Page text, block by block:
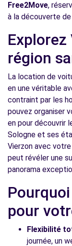
Free2Move,
à la découverte
région
La location de
en une véritable
contraint par les
pouvez organiser
en pour découvrir
Sologne et ses
Vierzon avec
peut révéler une
panorama
pour
Flexibilité
journée, un